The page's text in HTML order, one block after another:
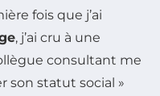
fois que j’ai
, j’ai cru à une
consultant me
son statut social »